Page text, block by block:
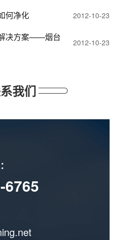
何净化 2012-10-23
决方案——烟台
2012-10-23
我们
6765